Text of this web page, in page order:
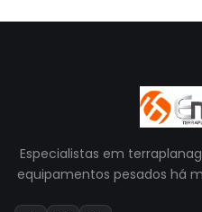
Especialistas em
equipamentos pesados há